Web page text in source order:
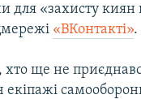
для «захисту
«ВКонтакті».
хто ще не
екіпажі